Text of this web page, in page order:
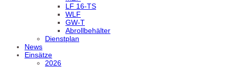
LF 16-TS
WLF
GW-T
Abrollbehälter
Dienstplan
News
Einsätze
2026